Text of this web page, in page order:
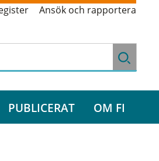
Ansök och rapportera
PUBLICERAT OM FI